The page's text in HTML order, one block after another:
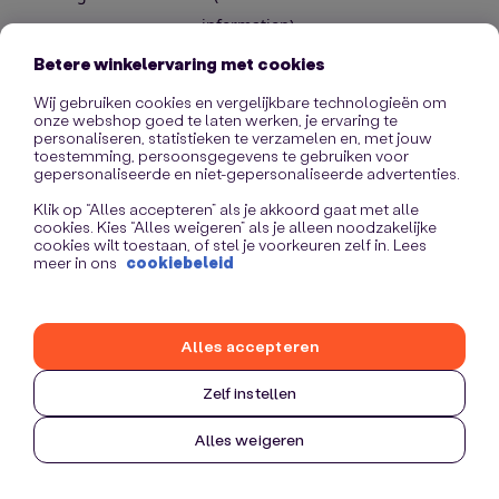
information).
Betere winkelervaring met cookies
Wij gebruiken cookies en vergelijkbare technologieën om
onze webshop goed te laten werken, je ervaring te
personaliseren, statistieken te verzamelen en, met jouw
toestemming, persoonsgegevens te gebruiken voor
gepersonaliseerde en niet-gepersonaliseerde advertenties.
Klik op “Alles accepteren” als je akkoord gaat met alle
cookies. Kies “Alles weigeren” als je alleen noodzakelijke
cookies wilt toestaan, of stel je voorkeuren zelf in. Lees
meer in ons cookiebeleid
Zelf instellen
Alles weigeren
Alles accepteren